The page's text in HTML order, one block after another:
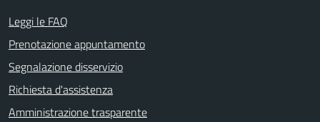
Leggi le FAQ
Prenotazione appuntamento
Segnalazione disservizio
Richiesta d'assistenza
Amministrazione trasparente